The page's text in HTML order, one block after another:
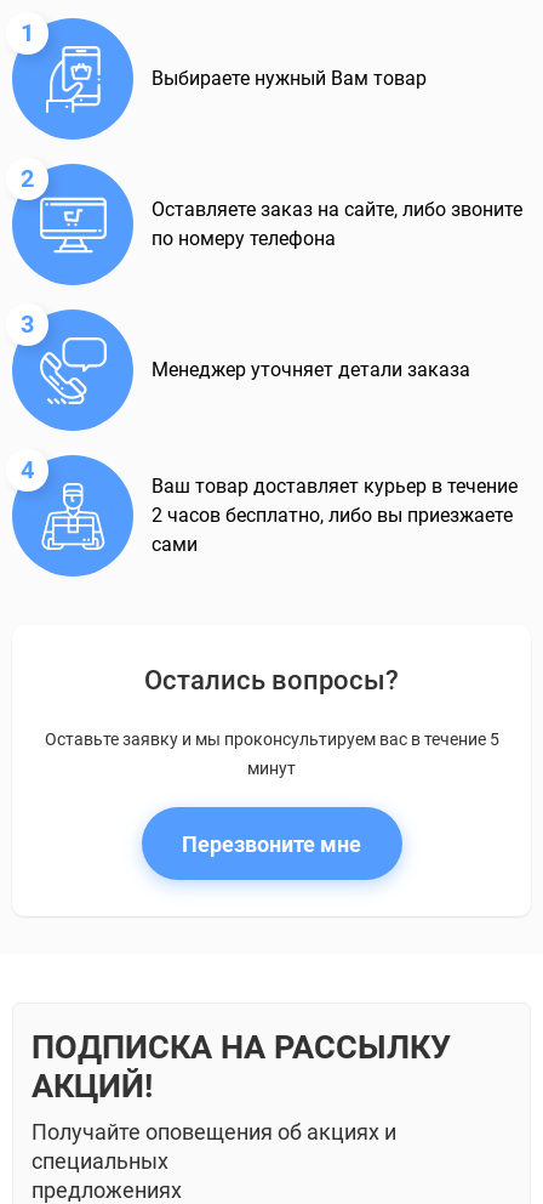
1
Выбираете нужный Вам товар
2
Оставляете заказ на сайте, либо звоните
по номеру телефона
3
Менеджер уточняет детали заказа
4
Ваш товар доставляет курьер в течение
2 часов бесплатно, либо вы приезжаете
сами
Остались вопросы?
Оставьте заявку и мы проконсультируем вас в течение 5
минут
Перезвоните мне
ПОДПИСКА НА РАССЫЛКУ
АКЦИЙ!
Получайте оповещения об акциях и
специальных
предложениях